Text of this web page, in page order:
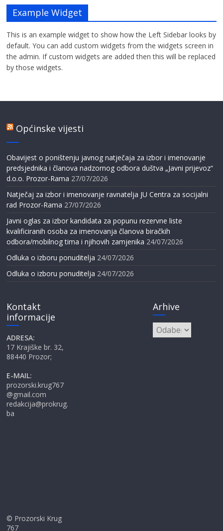
Example Widget
This is an example widget to show how the Left Sidebar looks by
default. You can add custom widgets from the widgets screen in
the admin. If custom widgets are added then this will be replaced
by those widgets.
Općinske vijesti
Obavijest o poništenju javnog natječaja za izbor i imenovanje
predsjednika i članova nadzornog odbora duštva „Javni prijevoz“
d.o.o. Prozor-Rama 27/07/2026
Natječaj za izbor i imenovanje ravnatelja JU Centra za socijalni
rad Prozor-Rama 27/07/2026
Javni oglas za izbor kandidata za popunu rezervne liste
kvalificiranih osoba za imenovanja članova biračkih
odbora/mobilnog tima i njihovih zamjenika 24/07/2026
Odluka o izboru ponuditelja 24/07/2026
Odluka o izboru ponuditelja 24/07/2026
Kontakt
informacije
ADRESA:
17 Krajiške br. 32,
88440 Prozor;
E-MAIL:
prozorski.krug767
@gmail.com
redakcija@prokrug.
ba
© Prozorski Krug
767
Arhive
Arhive